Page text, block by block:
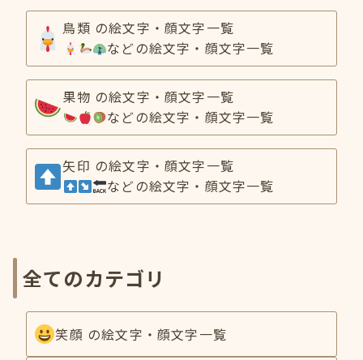
鳥類 の絵文字・顔文字一覧
などの絵文字・顔文字一覧
果物 の絵文字・顔文字一覧
などの絵文字・顔文字一覧
矢印 の絵文字・顔文字一覧
などの絵文字・顔文字一覧
全てのカテゴリ
笑顔 の絵文字・顔文字一覧